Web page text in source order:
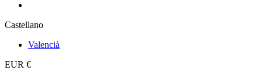
Castellano
Valencià
EUR €